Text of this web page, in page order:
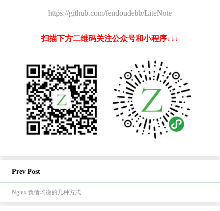
https://github.com/fendoudebb/LiteNote
扫描下方二维码关注公众号和小程序↓↓↓
Prev Post
Nginx 负债均衡的几种方式